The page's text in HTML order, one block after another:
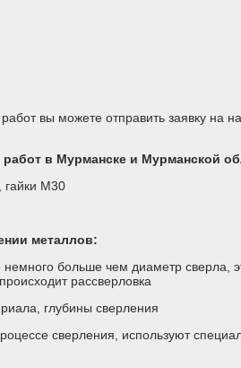
вы можете отправить заявку на
в Мурманске и Мурманской
М30
металлов:
больше чем диаметр сверла,
рассверловка
глубины сверления
сверления, используют